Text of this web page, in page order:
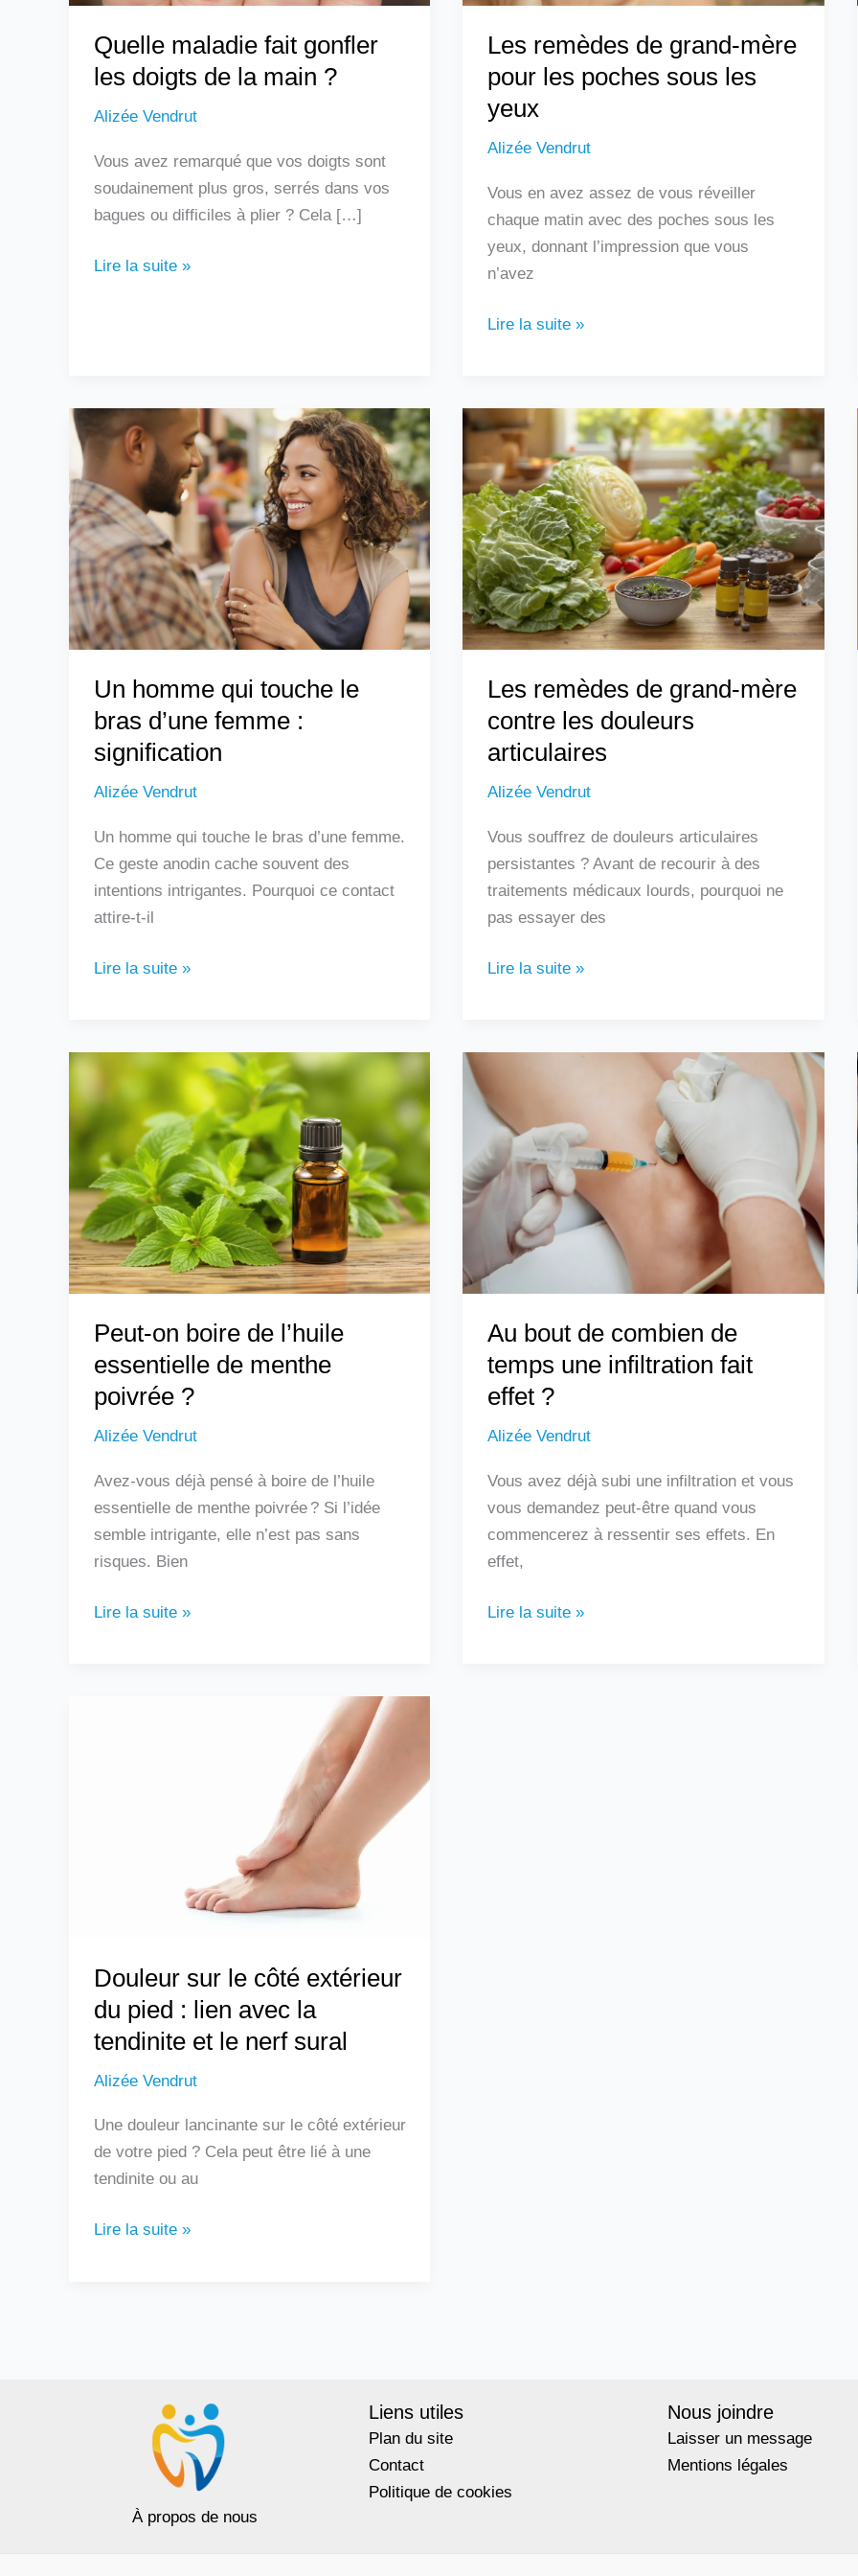
Quelle maladie fait gonfler
les doigts de la main ?
Alizée Vendrut
Vous avez remarqué que vos doigts sont
soudainement plus gros, serrés dans vos
bagues ou difficiles à plier ? Cela […]
Lire la suite »
Les remèdes de grand-mère
pour les poches sous les
yeux
Alizée Vendrut
Vous en avez assez de vous réveiller
chaque matin avec des poches sous les
yeux, donnant l’impression que vous
n’avez
yeux
Lire la suite »
Un homme qui touche le
bras d’une femme :
signification
Alizée Vendrut
Un homme qui touche le bras d’une femme.
Ce geste anodin cache souvent des
intentions intrigantes. Pourquoi ce contact
attire-t-il
Un
homme
touche
le
bras
d’une
femme
:
Lire la suite »
Les remèdes de grand-mère
contre les douleurs
articulaires
Alizée Vendrut
Vous souffrez de douleurs articulaires
persistantes ? Avant de recourir à des
traitements médicaux lourds, pourquoi ne
pas essayer des
Les
remèdes
de
grand-
mère
contre
les
douleurs
articulaires
Lire la suite »
Peut-on boire de l’huile
essentielle de menthe
poivrée ?
Alizée Vendrut
Avez-vous déjà pensé à boire de l’huile
essentielle de menthe poivrée ? Si l’idée
semble intrigante, elle n’est pas sans
risques. Bien
Peut-
boire
l’huile
essentielle
de
menthe
poivrée
Lire la suite »
Au bout de combien de
temps une infiltration fait
effet ?
Alizée Vendrut
Vous avez déjà subi une infiltration et vous
vous demandez peut-être quand vous
commencerez à ressentir ses effets. En
effet,
de
combien
de
temps
une
infiltration
fait
?
Lire la suite »
Douleur sur le côté extérieur
du pied : lien avec la
tendinite et le nerf sural
Alizée Vendrut
Une douleur lancinante sur le côté extérieur
de votre pied ? Cela peut être lié à une
tendinite ou au
la
tendinite
et
nerf
Lire la suite »
À propos de nous
Liens utiles
Plan du site
Contact
Politique de cookies
Nous joindre
Laisser un message
Mentions légales